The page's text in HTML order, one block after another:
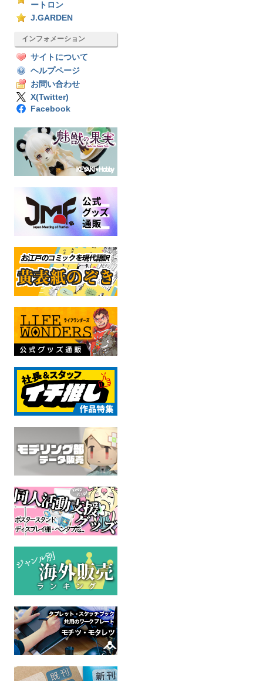
ートロン
J.GARDEN
インフォメーション
サイトについて
ヘルプページ
お問い合わせ
X(Twitter)
Facebook